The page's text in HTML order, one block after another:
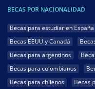
BECAS POR NACIONALIDAD
Becas para estudiar en España
Becas EEUU y Canadá
Becas para argentinos
Becas para colombianos
Becas para chilenos
Becas